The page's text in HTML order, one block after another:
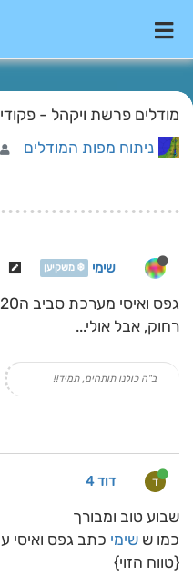
מודלים פרשת ויקהל - פקודי
ניתוח מפות המודלים
שימי ❄️ משקיען
גפס ואיסי מערכת סביב ה20
רחוק, אבל אולי...
ב"ה כולנו תותחים, תמיד!!
ד דוד 4
שבוע טוב ומבורך
כמו ש שימי
{טווח הזוי}